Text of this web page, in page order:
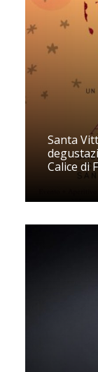
Santa
Calice di